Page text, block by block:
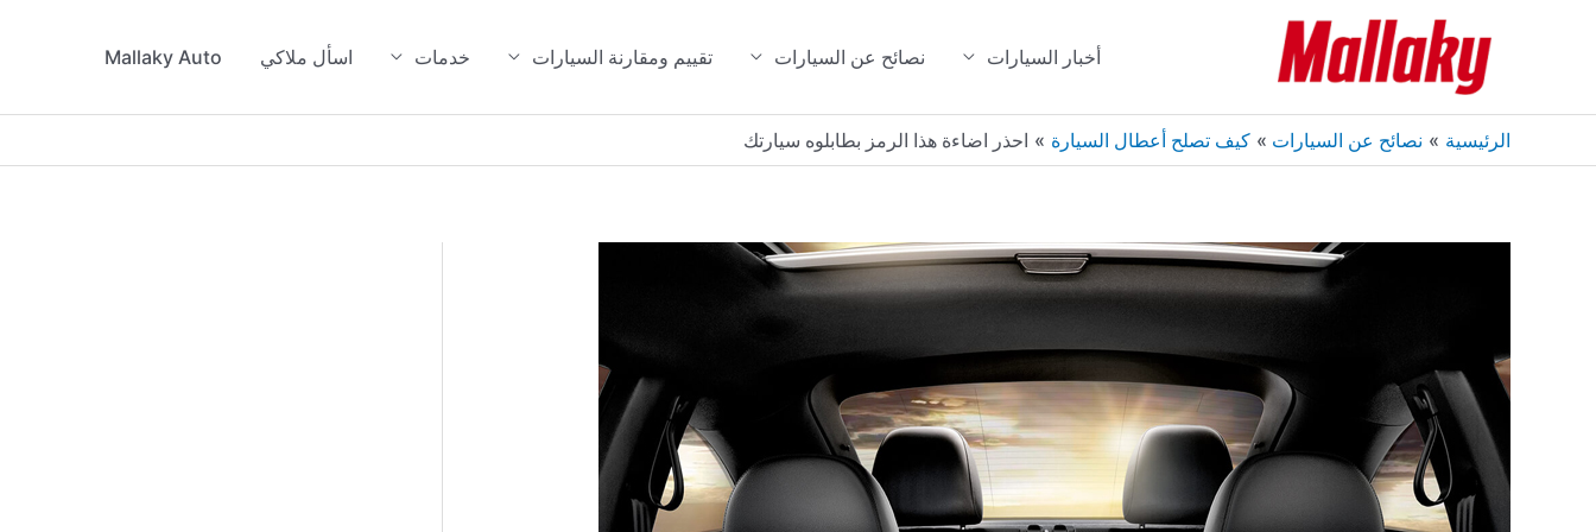
أخبار السيارات نصائح عن السيارات تقييم ومقارنة السيارات خدمات اسأل ملاكي Mallaky Auto
الرئيسية نصائح عن السيارات كيف تصلح أعطال السيارة احذر اضاءة هذا الرمز بطابلوه سيارتك